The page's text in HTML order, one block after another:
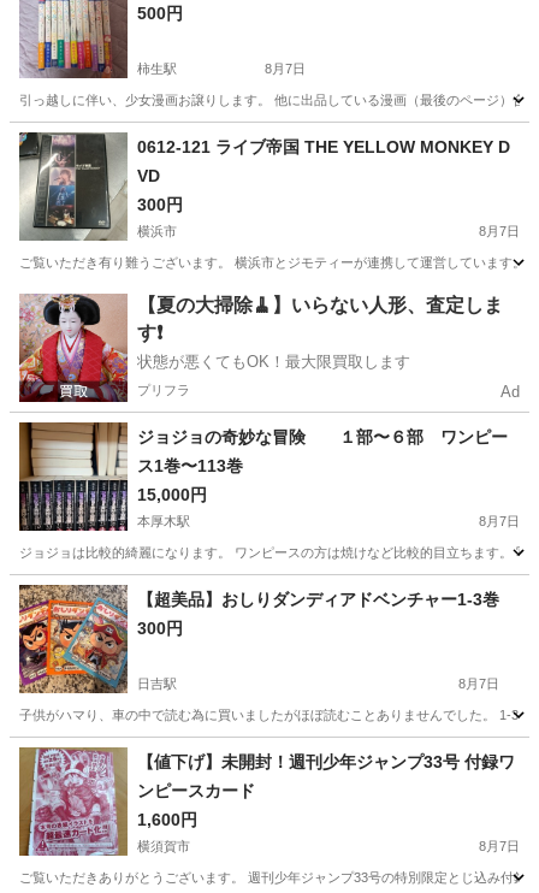
500円
柿生駅 8月7日
引っ越しに伴い、少女漫画お譲りします。 他に出品している漫画（最後のページ）合
神奈川 川崎市 マンガ、コミック、アニメ
0612-121 ライブ帝国 THE YELLOW MONKEY D
VD
300円
横浜市 8月7日
ご覧いただき有り難うございます。 横浜市とジモティーが連携して運営していま
神奈川 DVD/ブルーレイ リユース
【夏の大掃除🧹】いらない人形、査定しま
す❗️
状態が悪くてもOK！最大限買取します
プリフラ Ad
ジョジョの奇妙な冒険 １部〜６部 ワンピー
ス1巻〜113巻
15,000円
本厚木駅 8月7日
ジョジョは比較的綺麗になります。 ワンピースの方は焼けなど比較的目立ちます。
神奈川 厚木市 本厚木駅 マンガ、コミック、アニメ
ジョジョの奇妙な冒険
【超美品】おしりダンディアドベンチャー1-3巻
300円
日吉駅 8月7日
子供がハマり、車の中で読む為に買いましたがほぼ読むことありませんでした。 1-3
神奈川 横浜市 日吉駅 マンガ、コミック、アニメ
【値下げ】未開封！週刊少年ジャンプ33号 付録ワ
ンピースカード
1,600円
横須賀市 8月7日
ご覧いただきありがとうございます。 週刊少年ジャンプ33号の特別限定とじ込み付